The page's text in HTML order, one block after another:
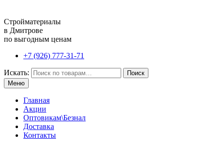
Стройматериалы
в Дмитрове
по выгодным ценам
+7 (926) 777-31-71
Искать:
Поиск
Меню
Главная
Акции
Оптовикам\Безнал
Доставка
Контакты